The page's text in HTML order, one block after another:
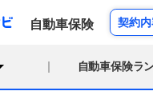
自動車保険 契約
自動車保険ラ